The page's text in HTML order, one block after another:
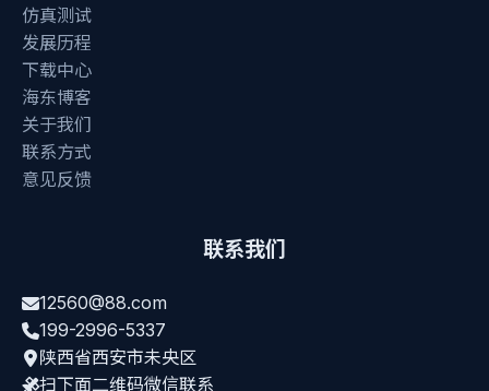
仿真测试
发展历程
下载中心
海东博客
关于我们
联系方式
意见反馈
联系我们
12560@88.com
199-2996-5337
陕西省西安市未央区
扫下面二维码微信联系